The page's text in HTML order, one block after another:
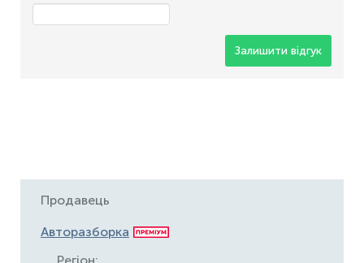
Залишити відгук
Продавець
Авторазборка